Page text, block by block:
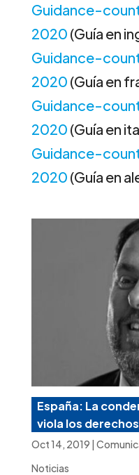
Guidance-
2020 (Guía en
Guidance-
2020 (Guía en
Guidance-
2020 (Guía en
Guidance-
2020 (Guía en
España: La
viola los
Oct 14, 2019 |
Noticias